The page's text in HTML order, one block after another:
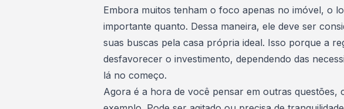
Embora muitos tenham o foco apenas no imóvel, o
importante quanto. Dessa maneira, ele deve ser
suas buscas pela casa própria ideal. Isso porque a
desfavorecer o investimento, dependendo das
lá no começo.
Agora é a hora de você pensar em outras questões,